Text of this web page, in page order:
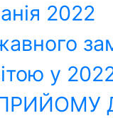
2022
у